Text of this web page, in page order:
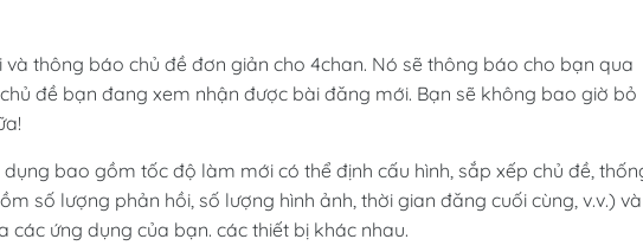
thông báo chủ đề đơn giản cho 4chan. Nó sẽ thông báo cho bạn qua
đề bạn đang xem nhận được bài đăng mới. Bạn sẽ không bao giờ bỏ
bao gồm tốc độ làm mới có thể định cấu hình, sắp xếp chủ đề,
số lượng phản hồi, số lượng hình ảnh, thời gian đăng cuối cùng, v.v.) và
các ứng dụng của bạn. các thiết bị khác nhau.